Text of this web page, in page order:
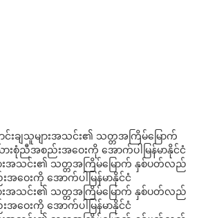
င်းချသူများအသင်း၏ သတ္တအကြိမ်မြောက်
စုံညီအစည်းအဝေးကို အောက်ပါမြန်မာနိုင်ငံ
းအသင်း၏ သတ္တအကြိမ်မြောက် နှစ်ပတ်လည်
ဝေးကို အောက်ပါမြန်မာနိုင်ငံ
းအသင်း၏ သတ္တအကြိမ်မြောက် နှစ်ပတ်လည်
ဝေးကို အောက်ပါမြန်မာနိုင်ငံ